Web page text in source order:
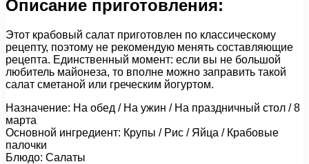
Описание приготовления:
Этот крабовый салат приготовлен по классическому
рецепту, поэтому не рекомендую менять составляющие
рецепта. Единственный момент: если вы не большой
любитель майонеза, то вполне можно заправить такой
салат сметаной или греческим йогуртом.
Назначение: На обед / На ужин / На праздничный стол / 8
марта
Основной ингредиент: Крупы / Рис / Яйца / Крабовые
палочки
Блюдо: Салаты